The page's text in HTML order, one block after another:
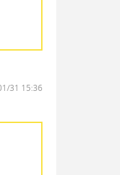
31 15:36